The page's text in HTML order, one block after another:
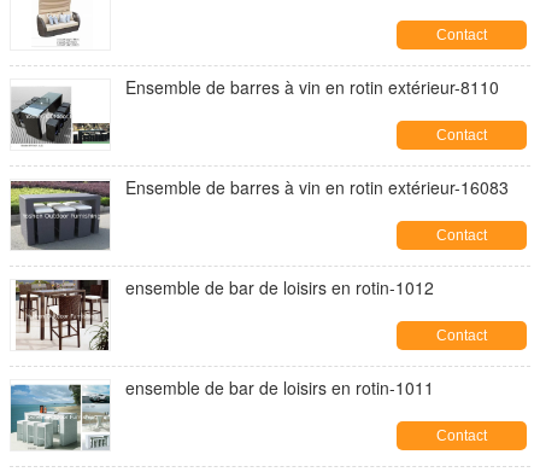
Contact
Ensemble de barres à vin en rotin extérieur-8110
Contact
Ensemble de barres à vin en rotin extérieur-16083
Contact
ensemble de bar de loisirs en rotin-1012
Contact
ensemble de bar de loisirs en rotin-1011
Contact